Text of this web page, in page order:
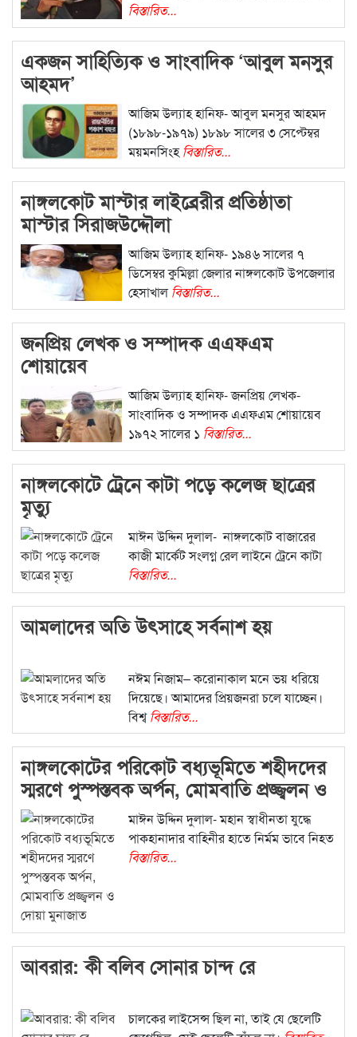
বিস্তারিত...
একজন সাহিত্যিক ও সাংবাদিক ‘আবুল মনসুর
আহমদ’
আজিম উল্যাহ হানিফ- আবুল মনসুর আহমদ
(১৮৯৮-১৯৭৯) ১৮৯৮ সালের ৩ সেপ্টেম্বর
ময়মনসিংহবিস্তারিত...
নাঙ্গলকোট মাস্টার লাইব্রেরীর প্রতিষ্ঠাতা
মাস্টার সিরাজউদ্দৌলা
আজিম উল্যাহ হানিফ- ১৯৪৬ সালের ৭
ডিসেম্বর কুমিল্লা জেলার নাঙ্গলকোট উপজেলার
হেসাখালবিস্তারিত...
জনপ্রিয় লেখক ও সম্পাদক এএফএম
শোয়ায়েব
আজিম উল্যাহ হানিফ- জনপ্রিয় লেখক-
সাংবাদিক ও সম্পাদক এএফএম শোয়ায়েব
১৯৭২ সালের ১ বিস্তারিত...
নাঙ্গলকোটে ট্রেনে কাটা পড়ে কলেজ ছাত্রের
মৃত্যু
মাঈন উদ্দিন দুলাল- নাঙ্গলকোট বাজারের
কাজী মার্কেট সংলগ্ন রেল লাইনে ট্রেনে কাটা
বিস্তারিত...
আমলাদের অতি উৎসাহে সর্বনাশ হয়
নঈম নিজাম– করোনাকাল মনে ভয় ধরিয়ে
দিয়েছে। আমাদের প্রিয়জনরা চলে যাচ্ছেন।
বিশ্ববিস্তারিত...
নাঙ্গলকোটের পরিকোট বধ্যভূমিতে শহীদদের
স্মরণে পুস্পস্তবক অর্পন, মোমবাতি প্রজ্জ্বলন ও
দোয়া মুনাজাত
মাঈন উদ্দিন দুলাল- মহান স্বাধীনতা যুদ্ধে
পাকহানাদার বাহিনীর হাতে নির্মম ভাবে নিহত
বিস্তারিত...
আবরার: কী বলিব সোনার চান্দ রে
চালকের লাইসেন্স ছিল না, তাই যে ছেলেটি